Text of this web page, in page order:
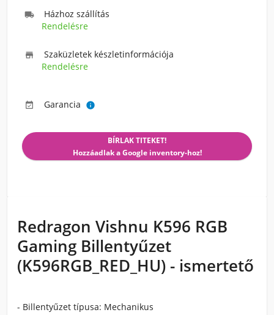

Házhoz szállítás
Rendelésre

Szaküzletek készletinformációja
Rendelésre
 Garancia 
BÍRLAK TITEKET!
Hozzáadlak a Google inventory-hoz!
Redragon Vishnu K596 RGB
Gaming Billentyűzet
(K596RGB_RED_HU) - ismertető
- Billentyűzet típusa: Mechanikus